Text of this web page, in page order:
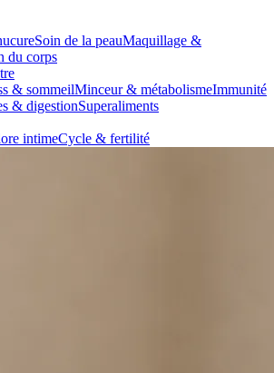
Soin de la peauMaquillage &
du corps
& sommeilMinceur & métabolismeImmunité
& digestionSuperaliments
intimeCycle & fertilité